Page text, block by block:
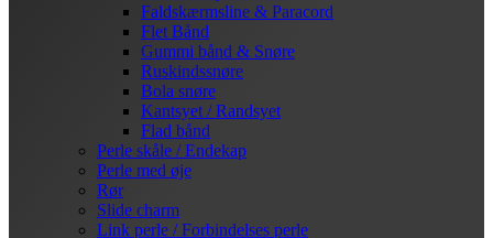
Faldskærmsline & Paracord
Flet Bånd
Gummi bånd & Snøre
Ruskindssnøre
Bola snøre
Kantsyet / Randsyet
Flad bånd
Perle skåle / Endekap
Perle med øje
Rør
Slide charm
Link perle / Forbindelses perle